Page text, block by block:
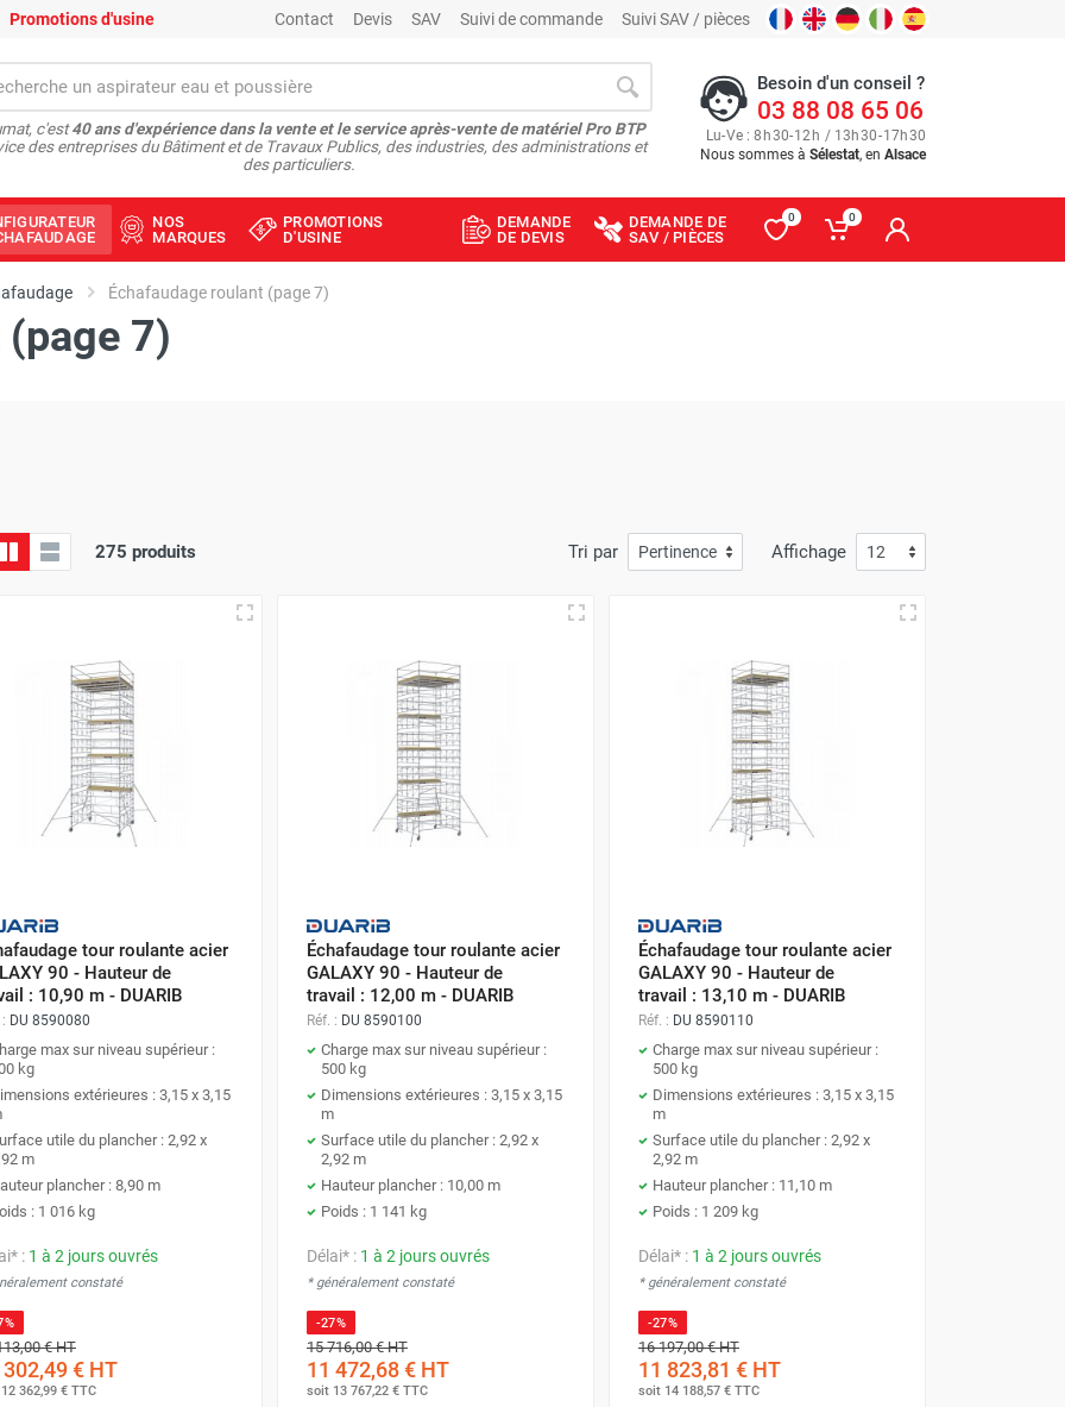
Promotions d'usine Contact Devis SAV Suivi de commande Suivi SAV / pièces
c'est40 ans d'expérience dans la vente et le service après-vente de matériel Pro BTP
des entreprises du Bâtiment et de Travaux Publics, des industries, des administrations et
des particuliers.
Besoin d'un conseil ?
03 88 08 65 06
Lu-Ve : 8h30-12h / 13h30-17h30
Nous sommes à Sélestat, en Alsace
NOS
MARQUES
PROMOTIONS
D'USINE
DEMANDE
DE DEVIS
DEMANDE DE
SAV / PIÈCES
0 0
Échafaudage roulant (page 7)
7)
275 produits Tri par Affichage
tour roulante acier
90 - Hauteur de
: 10,90 m - DUARIB
DU 8590080
max sur niveau supérieur :
kg
extérieures : 3,15 x 3,15
utile du plancher : 2,92 x
m
plancher : 8,90 m
: 1 016 kg
: 1 à 2 jours ouvrés
constaté
€HT
302,49 € HT
12 362,99 € TTC
Échafaudage tour roulante acier
GALAXY 90 - Hauteur de
travail : 12,00 m - DUARIB
Réf. : DU 8590100
Charge max sur niveau supérieur :
500 kg
Dimensions extérieures : 3,15 x 3,15
m
Surface utile du plancher : 2,92 x
2,92 m
Hauteur plancher : 10,00 m
Poids : 1 141 kg
Délai* : 1 à 2 jours ouvrés
* généralement constaté
-27%
15 716,00 €HT
11 472,68 €HT
soit 13 767,22 €TTC
Échafaudage tour roulante acier
GALAXY 90 - Hauteur de
travail : 13,10 m - DUARIB
Réf. : DU 8590110
Charge max sur niveau supérieur :
500 kg
Dimensions extérieures : 3,15 x 3,15
m
Surface utile du plancher : 2,92 x
2,92 m
Hauteur plancher : 11,10 m
Poids : 1 209 kg
Délai* : 1 à 2 jours ouvrés
* généralement constaté
-27%
16 197,00 €HT
11 823,81 €HT
soit 14 188,57 €TTC